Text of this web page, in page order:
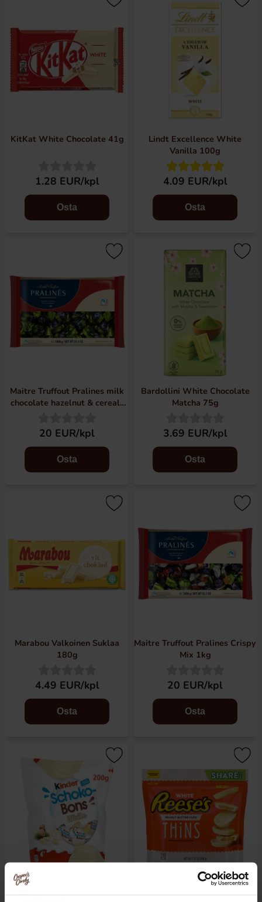
KitKat White Chocolate 41g
1.28 EUR/kpl
Osta
Lindt Excellence White
Vanilla 100g
4.09 EUR/kpl
Osta
Maitre Truffout Pralines milk
chocolate hazelnut & cereals
20 EUR/kpl
Osta
Bardollini White Chocolate
Matcha 75g
3.69 EUR/kpl
Osta
Marabou Valkoinen Suklaa
180g
4.49 EUR/kpl
Osta
Maitre Truffout Pralines Crispy
Mix 1kg
20 EUR/kpl
Osta